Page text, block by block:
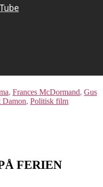
, Frances McDormand, Gus
Damon, Politisk film
FERIEN